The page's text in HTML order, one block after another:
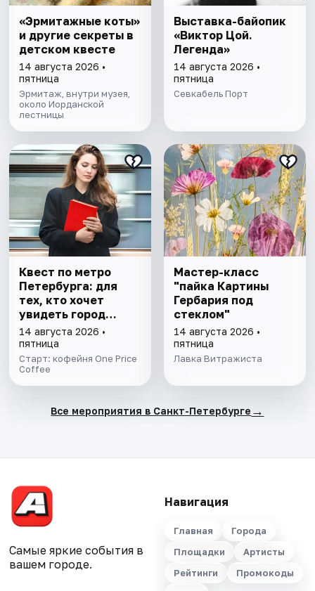
«Эрмитажные коты»
и другие секреты в
детском квесте
14 августа 2026 •
пятница
Эрмитаж, внутри музея,
около Иорданской
лестницы
Выставка-байопик
«Виктор Цой.
Легенда»
14 августа 2026 •
пятница
Севкабель Порт
Квест по метро
Петербурга: для
тех, кто хочет
увидеть город
иначе
14 августа 2026 •
пятница
Старт: кофейня One Price
Coffee
Мастер-класс
"пайка Картины
Гербария под
стеклом"
14 августа 2026 •
пятница
Лавка Витражиста
Все мероприятия в Санкт-Петербурге →
Самые яркие события в
вашем городе.
Навигация
Главная
Города
Площадки
Артисты
Рейтинги
Промокоды